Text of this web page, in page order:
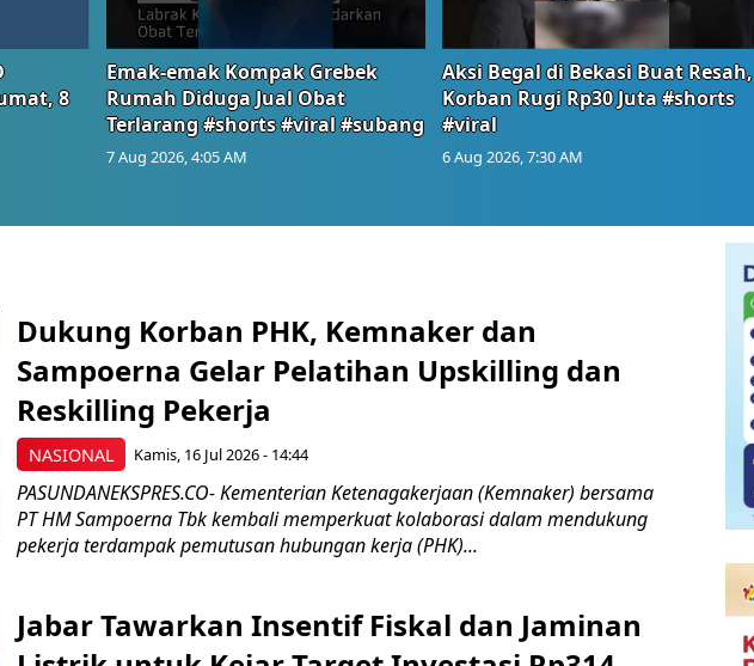
8
Emak-emak Kompak Grebek
Rumah Diduga Jual Obat
Terlarang #shorts #viral #subang
7 Aug 2026, 4:05 AM
Aksi Begal di Bekasi Buat Resah,
Korban Rugi Rp30 Juta #shorts
#viral
6 Aug 2026, 7:30 AM
NASIONAL
Dukung Korban PHK, Kemnaker dan
Sampoerna Gelar Pelatihan Upskilling dan
Reskilling Pekerja
Kamis, 16 Jul 2026 - 14:44
PASUNDANEKSPRES.CO- Kementerian Ketenagakerjaan (Kemnaker) bersama
PT HM Sampoerna Tbk kembali memperkuat kolaborasi dalam mendukung
pekerja terdampak pemutusan hubungan kerja (PHK)...
Jabar Tawarkan Insentif Fiskal dan Jaminan